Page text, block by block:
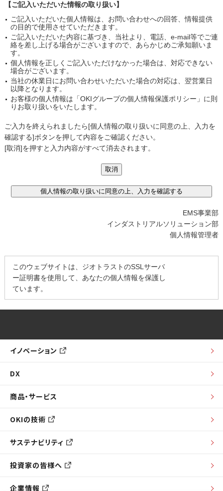
【ご記入いただいた情報の取り扱い】
ご記入いただいた個人情報は、お問い合わせへの回答、情報提供
の目的で使用させていただきます。
ご記入いただいた内容に基づき、当社より、電話、e-mail等でご連
絡を差し上げる場合がございますので、あらかじめご承知願いま
す。
個人情報を正しくご記入いただけなかった場合は、対応できない
場合がございます。
当社の休業日にお問い合わせいただいた場合の対応は、翌営業日
以降となります。
お客様の個人情報は「OKIグループの個人情報保護ポリシー」に則
りお取り扱いをいたします。
ご入力を終えられましたら[個人情報の取り扱いに同意の上、入力を
確認する]ボタンを押して内容をご確認ください。
[取消]を押すと入力内容がすべて消去されます。
EMS事業部
インダストリアルソリューション部
個人情報管理者
このウェブサイトは、ジオトラストのSSLサーバ
ー証明書を使用して、あなたの個人情報を保護し
ています。
イノベーション
DX
商品・サービス
OKIの技術
サステナビリティ
投資家の皆様へ
企業情報